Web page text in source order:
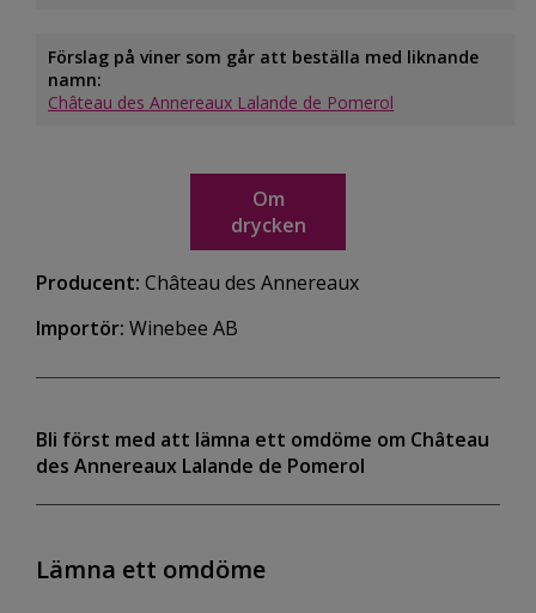
Förslag på viner som går att beställa med liknande
namn:
Château des Annereaux Lalande de Pomerol
Om
drycken
Producent: Château des Annereaux
Importör: Winebee AB
Bli först med att lämna ett omdöme om Château
des Annereaux Lalande de Pomerol
Lämna ett omdöme